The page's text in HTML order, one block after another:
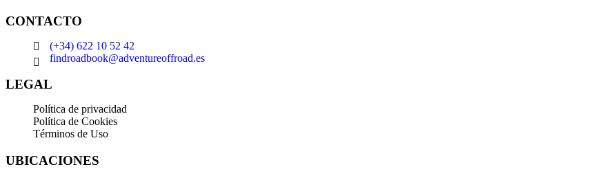
CONTACTO
(+34) 622 10 52 42
findroadbook@adventureoffroad.es
LEGAL
Política de privacidad
Política de Cookies
Términos de Uso
UBICACIONES